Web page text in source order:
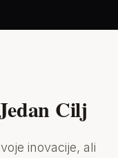
Cilj
inovacije, ali